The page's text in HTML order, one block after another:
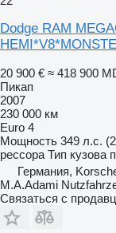
Dodge RAM
20 900 € ≈ 418 900
Пикап
2007
230 000 км
Euro 4
Мощность 349 л.с.
рессора Тип кузова
Германия,
M.A.Adami
Связаться с